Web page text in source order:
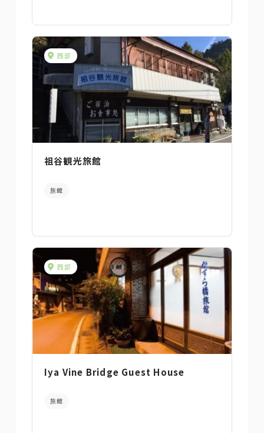
西部
祖谷観光旅館
旅館
西部
Iya Vine Bridge Guest House
旅館